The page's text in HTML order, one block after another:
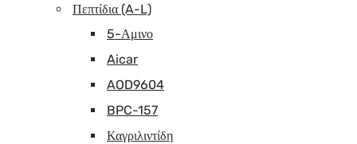
Πεπτίδια (A-L)
5-Αμινο
Aicar
AOD9604
BPC-157
Καγριλιντίδη